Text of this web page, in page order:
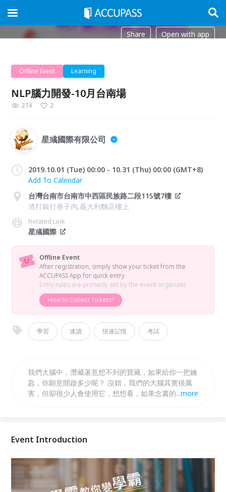
Share Open with app
Offline Event Learning
NLP腦力開發-10月台南場
274 2
星彧國際有限公司
2019.10.01 (Tue) 00:00 - 10.31 (Thu) 00:00 (GMT+8)
Add To Calendar
台灣台南市台南市中西區民族路二段115號7樓
渣打銀行巷子內,義大利麵店樓上
Related Link
星彧國際
Offline Event
After registration, simply show your ticket from the
ACCUPASS App for quick entry.
Entry rules are primarily set by the event organizer.
How to Collect Tickets?
學習 速讀 快速記憶 考試
我們大腦中，潛藏著意想不到的寶藏，如果給你一把鑰
匙，你願意開啟多少呢？ 沒錯，我們的大腦其實很厲
害，但卻很少人會使用它，想想看，如果念書的時間比
...more
Event Introduction